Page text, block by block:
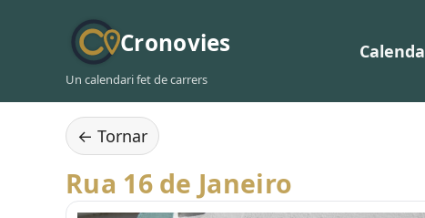
Cronovies
Un calendari fet de carrers
← Tornar
Rua 16 de Janeiro